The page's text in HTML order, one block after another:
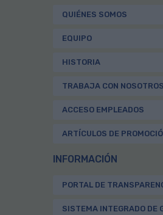
QUIÉNES SOMOS
EQUIPO
HISTORIA
TRABAJA CON NOSOTROS
ACCESO EMPLEADOS
ARTÍCULOS DE
INFORMACIÓN
PORTAL DE
SISTEMA INTEGRADO DE